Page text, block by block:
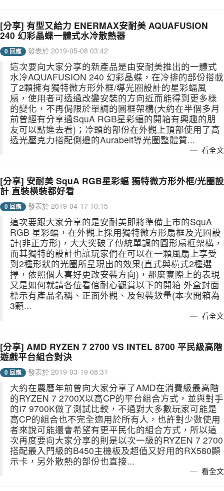
[分享] 有型又給力 ENERMAX安耐美 AQUAFUSION
240 幻彩晶蝶一體式水冷散熱器
0 回應 發表於 2019-05-08 03:42
這次要向大家分享的新產品是由安耐美推出的一體式
水冷AQUAFUSION 240 幻彩晶蝶，在冷排的部份搭載
了2顆擁有獨特微方形外框/導光圈設計的星彩蝠風
扇，使用者可透過改變安裝的方向近而能得到更多樣
的變化，不再侷限於單調的圓框架構(大約在半個多月
前曾經有分享過SquA RGB星彩蝠的開箱有興趣的朋
友可以點進去看)；冷頭的部份在外觀上頂部使用了高
透光壓克力搭配側邊的Aurabelt導光圈整體質...
看全文
[分享] 安耐美 SquA RGB星彩蝠 獨特微方形外框/光圈設
計 直裝橫裝都好看
0 回應 發表於 2019-04-17 10:15
這次要跟大家分享的是安耐美即將準備上市的SquA
RGB 星彩蝠，在外觀上採用獨特微方形扇框及光圈設
計(非正方形)，大大突破了傳統單調的圓形扇框架構，
而其獨特的設計也讓玩家們在可以在一顆風扇上享受
到2種形狀的光圈所呈現出的效果(直式與橫式2種選
擇，依照個人喜好更改安裝方向)，那麼實際上的表現
又是如何就請各位看倌耐心觀賞以下的開箱 外盒封面
標示有產品名稱、正面外觀、及包裝數量(本次開箱為
3顆...
看全文
[分享] AMD RYZEN 7 2700 VS INTEL 8700 平民級高階
遊戲平台組合對決
0 回應 發表於 2019-03-19 08:31
大約在農曆年前曾向大家分享了AMD在消費級最高階
的RYZEN 7 2700X以高CP的平台組合方式，並與對手
的I7 9700K做了測試比較，不過對大多數玩家可能是
高CP的組合也不完全適用於所有人，也許對少數使用
者來說可能還會希望有更平民化的組合方式，所以這
次再度要向大家分享的則是以次一級的RYZEN 7 2700
搭配最入門級的B450主機板及超值又好用的RX580顯
示卡，另外散熱的部份也直接...
看全文